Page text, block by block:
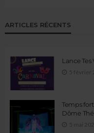
ARTICLES RÉCENTS
Lance
5 février
Temps
Dôme
5 mai